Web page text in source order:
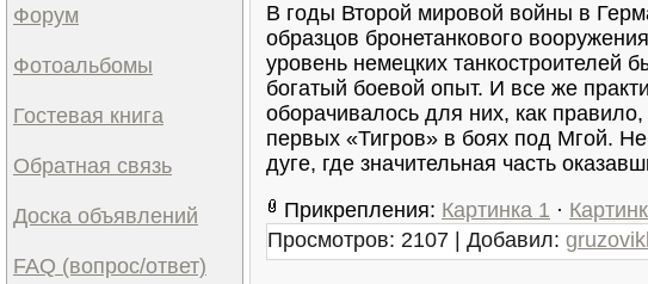
Форум
Фотоальбомы
Гостевая книга
Обратная связь
Доска объявлений
FAQ (вопрос/ответ)
В годы Второй мировой войны в
образцов бронетанкового
уровень немецких танкостроителей
богатый боевой опыт. И все же
оборачивалось для них, как
первых «Тигров» в боях под Мгой.
дуге, где значительная часть
Прикрепления: Картинка 1 ·
Просмотров: 2107 Добавил: